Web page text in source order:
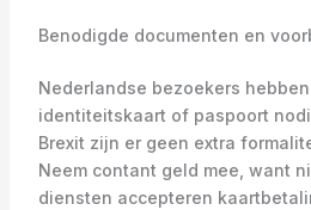
Benodigde documenten en
Nederlandse bezoekers
identiteitskaart of paspoort
Brexit zijn er geen extra
Neem contant geld mee, want
diensten accepteren